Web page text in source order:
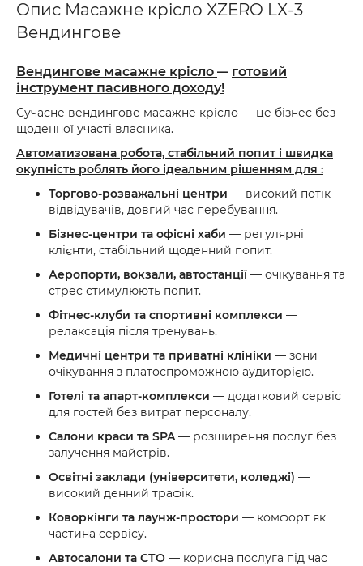
Опис Масажне крісло XZERO LX-3
Вендингове
Вендингове масажне крісло — готовий
інструмент пасивного доходу!
Сучасне вендингове масажне крісло — це бізнес без
щоденної участі власника.
Автоматизована робота, стабільний попит і швидка
окупність роблять його ідеальним рішенням для :
Торгово-розважальні центри — високий потік
відвідувачів, довгий час перебування.
Бізнес-центри та офісні хаби — регулярні
клієнти, стабільний щоденний попит.
Аеропорти, вокзали, автостанції — очікування та
стрес стимулюють попит.
Фітнес-клуби та спортивні комплекси —
релаксація після тренувань.
Медичні центри та приватні клініки — зони
очікування з платоспроможною аудиторією.
Готелі та апарт-комплекси — додатковий сервіс
для гостей без витрат персоналу.
Салони краси та SPA— розширення послуг без
залучення майстрів.
Освітні заклади (університети, коледжі) —
високий денний трафік.
Коворкінги та лаунж-простори — комфорт як
частина сервісу.
Автосалони та СТО — корисна послуга під час